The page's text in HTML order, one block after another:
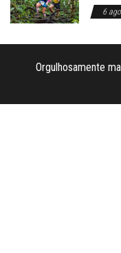
6
Orgulhosamente